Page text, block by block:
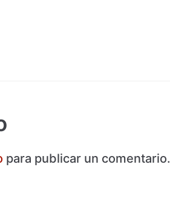
para publicar un comentario.